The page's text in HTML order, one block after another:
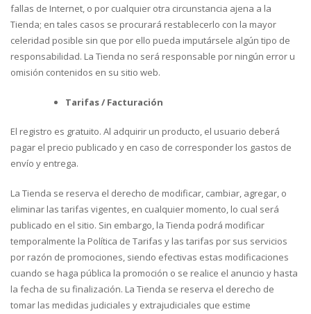
fallas de Internet, o por cualquier otra circunstancia ajena a la
Tienda; en tales casos se procurará restablecerlo con la mayor
celeridad posible sin que por ello pueda imputársele algún tipo de
responsabilidad. La Tienda no será responsable por ningún error u
omisión contenidos en su sitio web.
Tarifas / Facturación
El registro es gratuito. Al adquirir un producto, el usuario deberá
pagar el precio publicado y en caso de corresponder los gastos de
envío y entrega.
La Tienda se reserva el derecho de modificar, cambiar, agregar, o
eliminar las tarifas vigentes, en cualquier momento, lo cual será
publicado en el sitio. Sin embargo, la Tienda podrá modificar
temporalmente la Política de Tarifas y las tarifas por sus servicios
por razón de promociones, siendo efectivas estas modificaciones
cuando se haga pública la promoción o se realice el anuncio y hasta
la fecha de su finalización. La Tienda se reserva el derecho de
tomar las medidas judiciales y extrajudiciales que estime